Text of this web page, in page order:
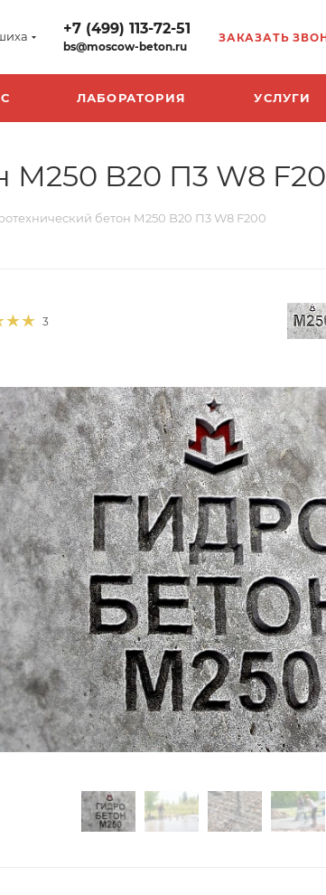
+7 (499) 113-72-51
bs@moscow-beton.ru
ЗАКАЗАТЬ
ЛАБОРАТОРИЯ УСЛУГИ
М250 B20 П3 W8
бетон М250 B20 П3 W8 F200
3